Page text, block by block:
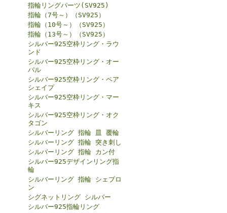
指輪リングパーツ(SV925)
指輪（7号～）（SV925）
指輪（10号～）（SV925）
指輪（13号～）（SV925）
シルバー925空枠リング・ラウ
ンド
シルバー925空枠リング・オー
バル
シルバー925空枠リング・ペア
シェイプ
シルバー925空枠リング・マー
キス
シルバー925空枠リング・オク
タゴン
シルバーリング 指輪 皿 覆輪
シルバーリング 指輪 突き刺し
シルバーリング 指輪 カン付
シルバー925デザインリング指
輪
シルバーリング 指輪 シェブロ
ン
シグネットリング シルバー
シルバー925指輪リング